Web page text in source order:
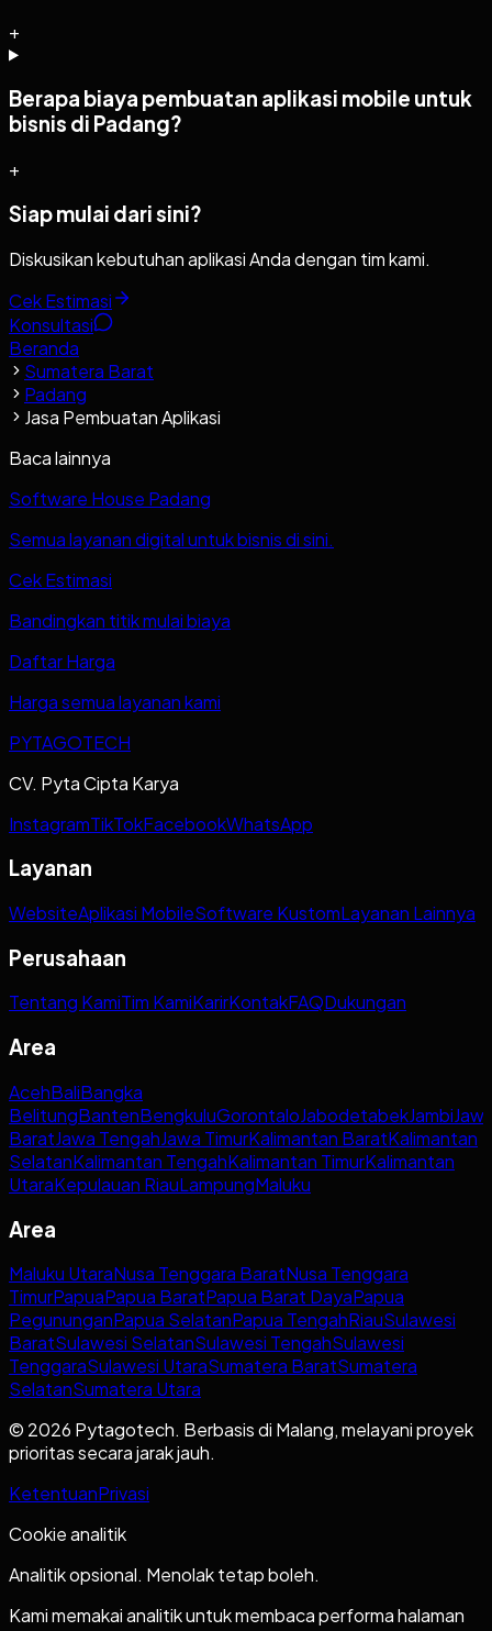
+
Berapa biaya pembuatan aplikasi mobile untuk
bisnis di Padang?
+
Siap mulai dari sini?
Diskusikan kebutuhan aplikasi Anda dengan tim kami.
Cek Estimasi
Konsultasi
Beranda
Sumatera Barat
Padang
Jasa Pembuatan Aplikasi
Baca lainnya
Software House Padang
Semua layanan digital untuk bisnis di sini.
Cek Estimasi
Bandingkan titik mulai biaya
Daftar Harga
Harga semua layanan kami
PYTAGOTECH
CV. Pyta Cipta Karya
InstagramTikTokFacebookWhatsApp
Layanan
WebsiteAplikasi MobileSoftware KustomLayanan Lainnya
Perusahaan
Tentang KamiTim KamiKarirKontakFAQDukungan
Area
AcehBaliBangka
BelitungBantenBengkuluGorontaloJabodetabekJambi
BaratJawa TengahJawa TimurKalimantan BaratKalimantan
SelatanKalimantan TengahKalimantan TimurKalimantan
UtaraKepulauan RiauLampungMaluku
Area
Maluku UtaraNusa Tenggara BaratNusa Tenggara
TimurPapuaPapua BaratPapua Barat DayaPapua
PegununganPapua SelatanPapua TengahRiauSulawesi
BaratSulawesi SelatanSulawesi TengahSulawesi
TenggaraSulawesi UtaraSumatera BaratSumatera
SelatanSumatera Utara
© 2026 Pytagotech. Berbasis di Malang, melayani proyek
prioritas secara jarak jauh.
KetentuanPrivasi
Cookie analitik
Analitik opsional. Menolak tetap boleh.
Kami memakai analitik untuk membaca performa halaman